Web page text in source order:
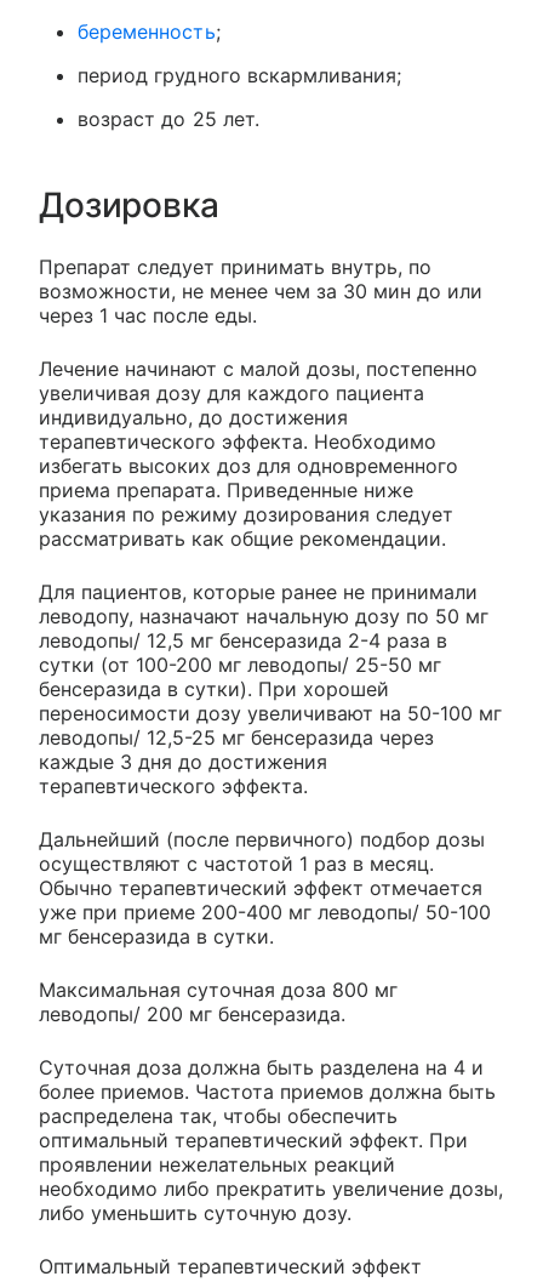
беременность;
период грудного вскармливания;
возраст до 25 лет.
Дозировка
Препарат следует принимать внутрь, по
возможности, не менее чем за 30 мин до или
через 1 час после еды.
Лечение начинают с малой дозы, постепенно
увеличивая дозу для каждого пациента
индивидуально, до достижения
терапевтического эффекта. Необходимо
избегать высоких доз для одновременного
приема препарата. Приведенные ниже
указания по режиму дозирования следует
рассматривать как общие рекомендации.
Для пациентов, которые ранее не принимали
леводопу, назначают начальную дозу по 50 мг
леводопы/ 12,5 мг бенсеразида 2-4 раза в
сутки (от 100-200 мг леводопы/ 25-50 мг
бенсеразида в сутки). При хорошей
переносимости дозу увеличивают на 50-100 мг
леводопы/ 12,5-25 мг бенсеразида через
каждые 3 дня до достижения
терапевтического эффекта.
Дальнейший (после первичного) подбор дозы
осуществляют с частотой 1 раз в месяц.
Обычно терапевтический эффект отмечается
уже при приеме 200-400 мг леводопы/ 50-100
мг бенсеразида в сутки.
Максимальная суточная доза 800 мг
леводопы/ 200 мг бенсеразида.
Суточная доза должна быть разделена на 4 и
более приемов. Частота приемов должна быть
распределена так, чтобы обеспечить
оптимальный терапевтический эффект. При
проявлении нежелательных реакций
необходимо либо прекратить увеличение дозы,
либо уменьшить суточную дозу.
Оптимальный терапевтический эффект